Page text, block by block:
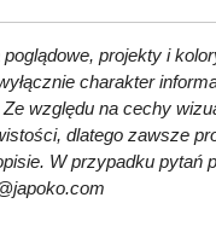
projekty i
charakter
względu na cechy
dlatego zawsze
W przypadku pytań